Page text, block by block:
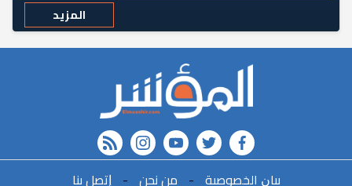
المزيد
FACEBOOK
twitter
youtube
instagram
rss feed
ﺑﻴﺎﻥ اﻟﺨﺼﻮﺻﻴﺔ - ﻣﻦ ﻧﺤﻦ - ﺇﺗﺼﻞ ﺑﻨﺎ